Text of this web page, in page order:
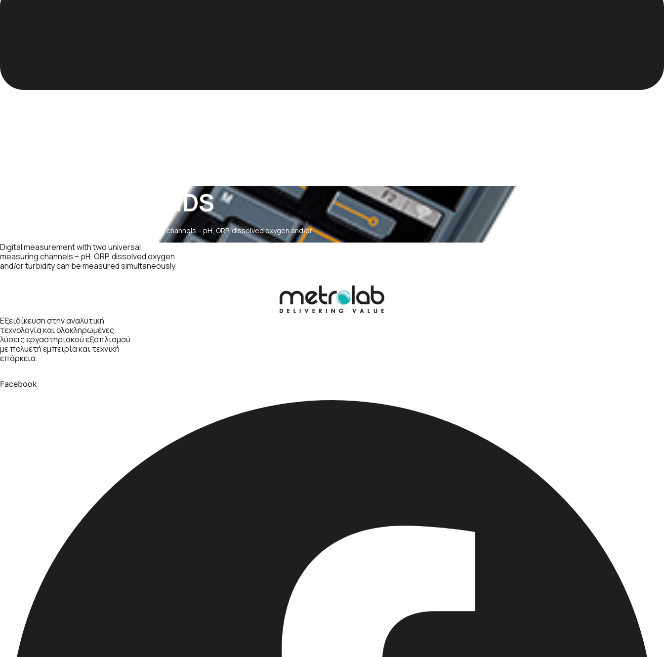
MutliLine 3620 IDS
Digital measurement with two universal measuring channels – pH, ORP, dissolved oxygen and/or
Digital measurement with two universal
measuring channels – pH, ORP, dissolved oxygen
and/or turbidity can be measured simultaneously
Εξειδίκευση στην αναλυτική
τεχνολογία και ολοκληρωμένες
λύσεις εργαστηριακού εξοπλισμού
με πολυετή εμπειρία και τεχνική
επάρκεια.
Facebook